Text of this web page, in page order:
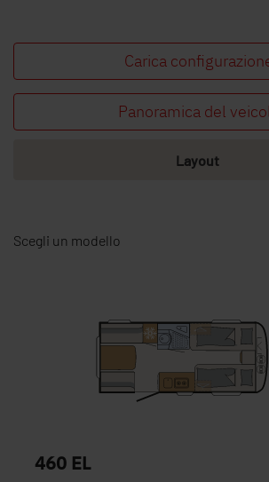
Carica
Panoramica del
Layout
Scegli un modello
460 EL
Ricerca concessionari
Trovate il concessionario Dethleffs